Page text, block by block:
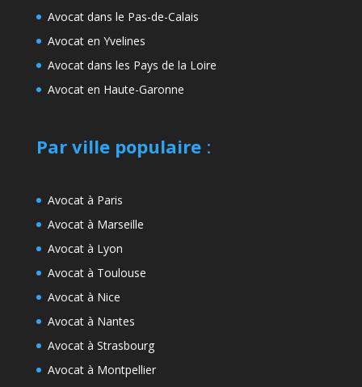
Avocat dans le Pas-de-Calais
Avocat en Yvelines
Avocat dans les Pays de la Loire
Avocat en Haute-Garonne
Par ville populaire:
Avocat à Paris
Avocat à Marseille
Avocat à Lyon
Avocat à Toulouse
Avocat à Nice
Avocat à Nantes
Avocat à Strasbourg
Avocat à Montpellier